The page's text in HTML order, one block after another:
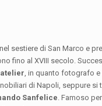
sestiere di San Marco e
fino al XVIII secolo.
atelier, in quanto fotografo
di Napoli, seppure si
Sanfelice. Famoso